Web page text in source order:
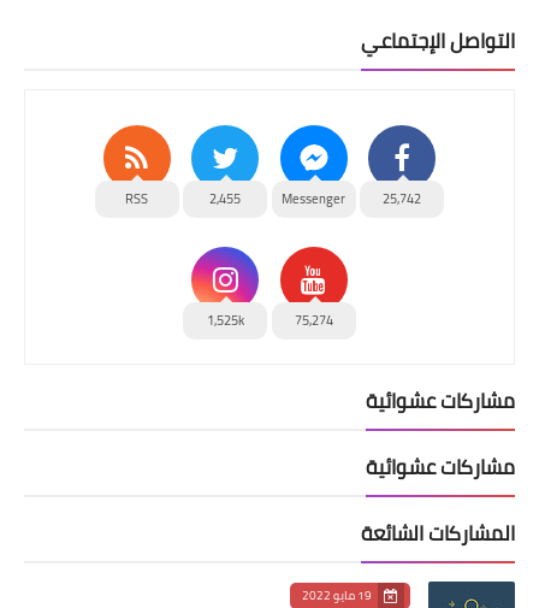
التواصل الإجتماعي
25,742
Messenger
2,455
RSS
75,274
1,525k
مشاركات عشوائية
مشاركات عشوائية
المشاركات الشائعة
19 مايو 2022